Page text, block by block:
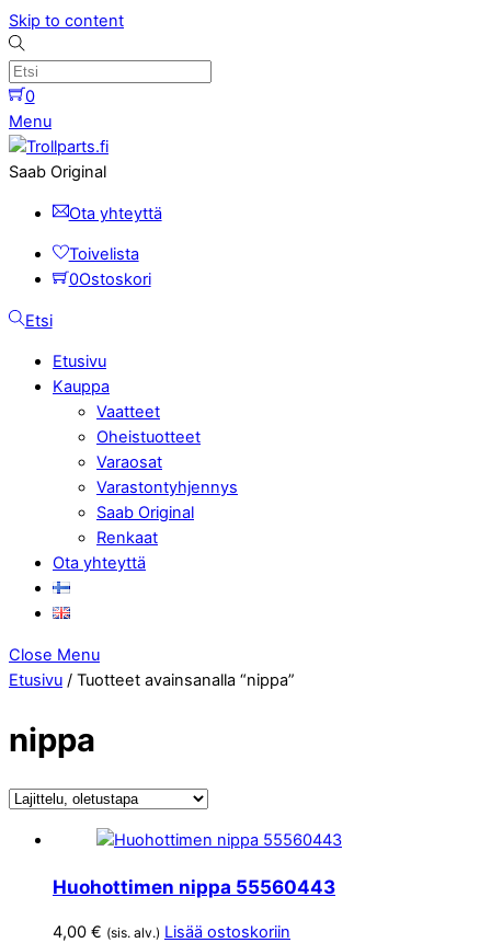
Skip to content
0
Menu
Saab Original
Ota yhteyttä
Toivelista
0Ostoskori
Etsi
Etusivu
Kauppa
Vaatteet
Oheistuotteet
Varaosat
Varastontyhjennys
Saab Original
Renkaat
Ota yhteyttä
Close Menu
Etusivu / Tuotteet avainsanalla “nippa”
nippa
Huohottimen nippa 55560443
4,00 € (sis. alv.) Lisää ostoskoriin